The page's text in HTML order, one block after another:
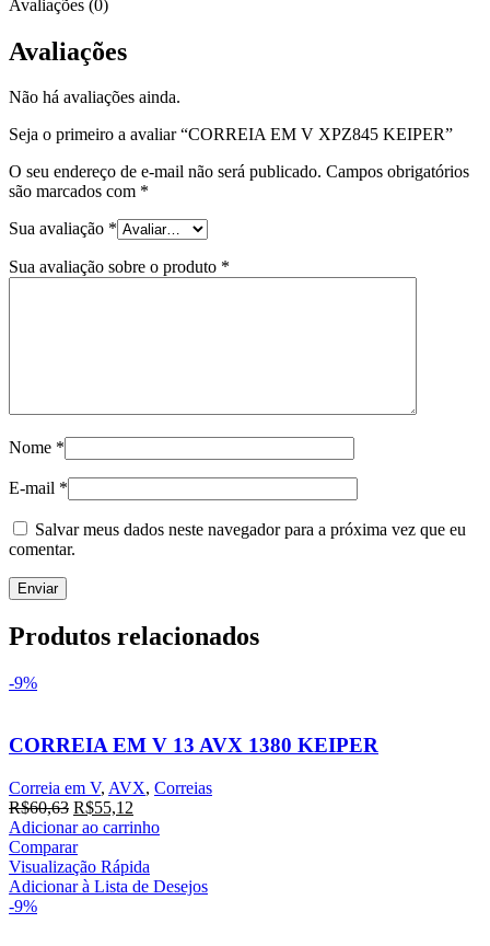
Avaliações (0)
Avaliações
Não há avaliações ainda.
Seja o primeiro a avaliar “CORREIA EM V XPZ845 KEIPER”
O seu endereço de e-mail não será publicado. Campos obrigatórios
são marcados com *
Sua avaliação *
Sua avaliação sobre o produto *
Nome *
E-mail *
Salvar meus dados neste navegador para a próxima vez que eu
comentar.
Produtos relacionados
-9%
CORREIA EM V 13 AVX 1380 KEIPER
Correia em V, AVX, Correias
R$60,63 R$55,12
Adicionar ao carrinho
Comparar
Visualização Rápida
Adicionar à Lista de Desejos
-9%